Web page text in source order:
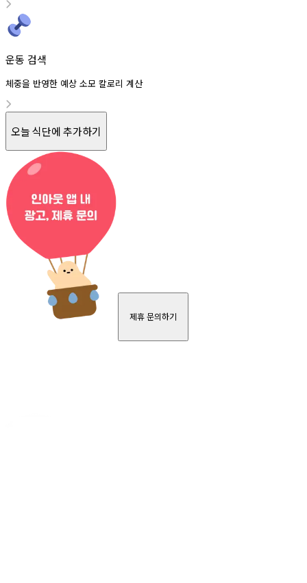
운동 검색
체중을 반영한 예상 소모 칼로리 계산
오늘 식단에 추가하기
제휴 문의하기